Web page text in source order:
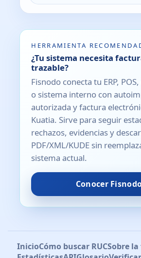
HERRAMIENTA
¿Tu sistema necesita
trazable?
Fisnodo conecta tu ERP,
o sistema interno con
autorizada y factura
Kuatia. Sirve para seguir
rechazos, evidencias y
PDF/XML/KUDE sin
sistema actual.
Conocer
InicioCómo buscar RUCSobre